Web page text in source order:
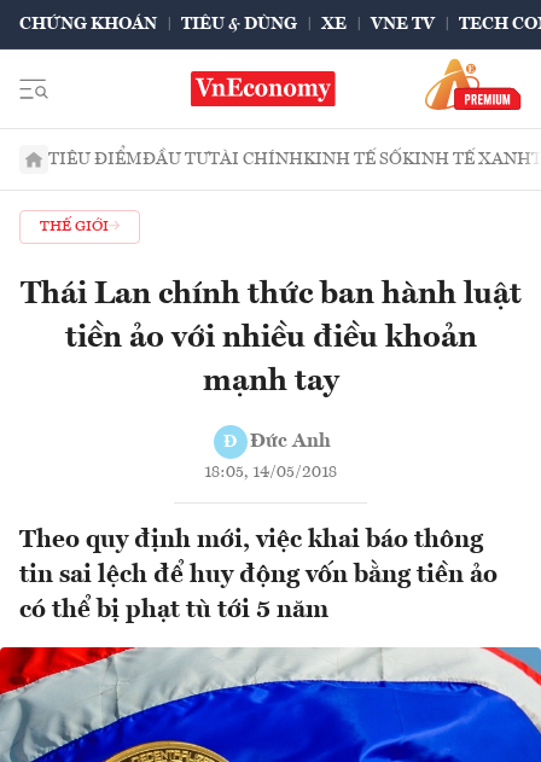
CHỨNG KHOÁN TIÊU & DÙNG XE VNE TV TECH
TIÊU ĐIỂMĐẦU TƯTÀI CHÍNHKINH TẾ SỐKINH TẾ XANH
THẾ GIỚI
Thái Lan chính thức ban hành luật
tiền ảo với nhiều điều khoản
mạnh tay
Đ Đức Anh
18:05, 14/05/2018
Theo quy định mới, việc khai báo thông
tin sai lệch để huy động vốn bằng tiền ảo
có thể bị phạt tù tới 5 năm